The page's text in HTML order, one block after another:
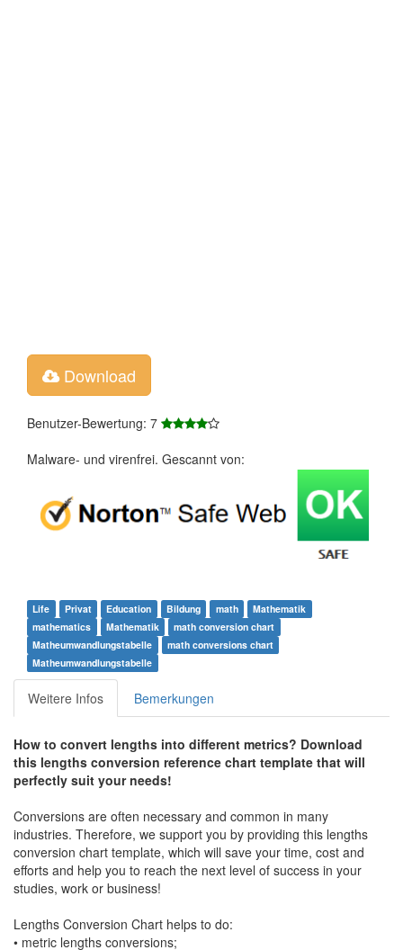
Download
Benutzer-Bewertung: 7
Malware- und virenfrei. Gescannt von:
Life Privat Education Bildung math
Mathematik
mathematics
Mathematik
math conversion chart
Matheumwandlungstabelle
math conversions chart
Matheumwandlungstabelle
Weitere Infos Bemerkungen
How to convert lengths into different metrics? Download
this lengths conversion reference chart template that will
perfectly suit your needs!
Conversions are often necessary and common in many
industries. Therefore, we support you by providing this lengths
conversion chart template, which will save your time, cost and
efforts and help you to reach the next level of success in your
studies, work or business!
Lengths Conversion Chart helps to do:
• metric lengths conversions;